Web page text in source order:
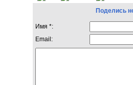
Поделись
Имя *:
Email: